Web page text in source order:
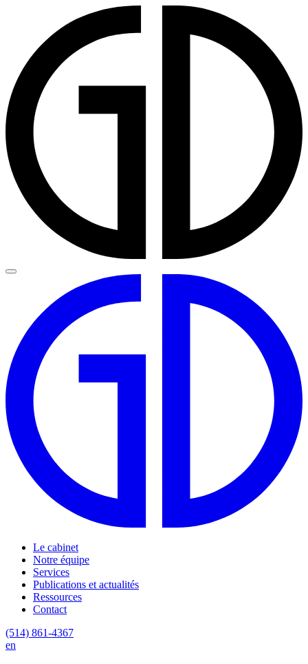
Le cabinet
Notre équipe
Services
Publications et actualités
Ressources
Contact
(514) 861-4367
en